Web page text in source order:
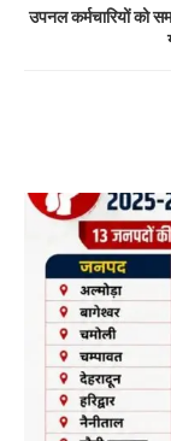
उपनल कर्मचारियों को